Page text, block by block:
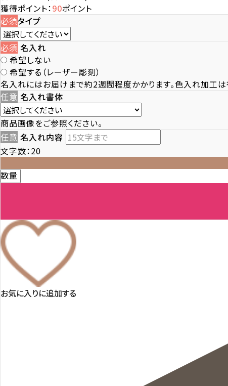
獲得ポイント：90ポイント
必須タイプ
必須 名入れ
希望しない
希望する（レーザー彫刻）
名入れにはお届けまで約2週間程度かかります。色入れ加工は
任意 名入れ書体
商品画像をご参照ください。
任意 名入れ内容
文字数：20
数量
お気に入りに追加する